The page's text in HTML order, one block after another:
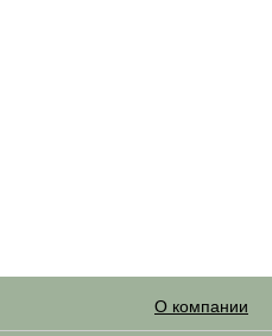
О компании